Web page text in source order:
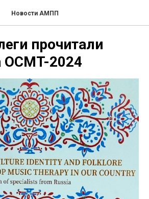
Новости АМПП
прочитали
2024